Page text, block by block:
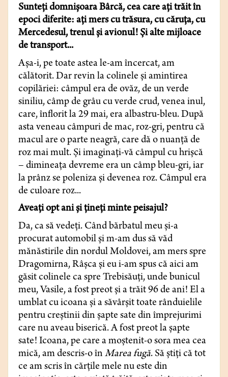
Sunteţi domnişoara Bârcă, cea care aţi trăit în
epoci diferite: aţi mers cu trăsura, cu căruţa, cu
Mercedesul, trenul şi avionul! Şi alte mijloace
de transport...
Aşa-i, pe toate astea le-am încercat, am
călătorit. Dar revin la colinele şi amintirea
copilăriei: câmpul era de ovăz, de un verde
siniliu, câmp de grâu cu verde crud, venea inul,
care, înflorit la 29 mai, era albastru-bleu. După
asta veneau câmpuri de mac, roz-gri, pentru că
macul are o parte neagră, care dă o nuanţă de
roz mai mult. Și imaginaţi-vă câmpul cu hrişcă
– dimineaţa devreme era un câmp bleu-gri, iar
la prânz se poleniza şi devenea roz. Câmpul era
de culoare roz...
Aveaţi opt ani şi ţineţi minte peisajul?
Da, ca să vedeţi. Când bărbatul meu şi-a
procurat automobil şi m-am dus să văd
mănăstirile din nordul Moldovei, am mers spre
Dragomirna, Râşca şi eu i-am spus că aici am
găsit colinele ca spre Trebisăuţi, unde bunicul
meu, Vasile, a fost preot şi a trăit 96 de ani! El a
umblat cu icoana şi a săvârşit toate rânduielile
pentru creştinii din şapte sate din împrejurimi
care nu aveau biserică. A fost preot la şapte
sate! Icoana, pe care a moştenit-o sora mea cea
mică, am descris-o în Marea fugă. Să ştiţi că tot
ce am scris în cărţile mele nu este din